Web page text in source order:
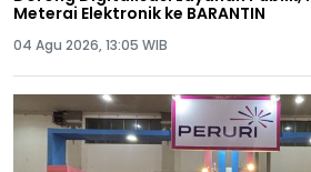
Meterai Elektronik ke BARANTIN
04 Agu 2026, 13:05 WIB